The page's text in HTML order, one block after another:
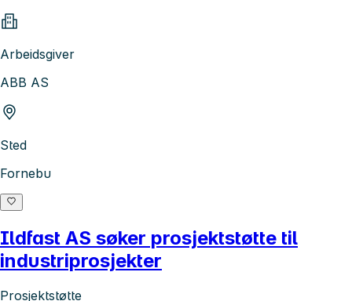
Arbeidsgiver
ABB AS
Sted
Fornebu
Ildfast AS søker prosjektstøtte til
industriprosjekter
Prosjektstøtte